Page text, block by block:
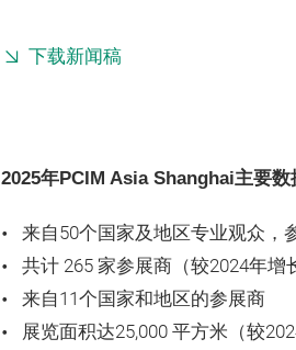
下载新闻稿
2025年PCIM Asia Shanghai主要数
来自50个国家及地区专业观众，
共计 265 家参展商（较2024年增
来自11个国家和地区的参展商
展览面积达25,000 平方米（较